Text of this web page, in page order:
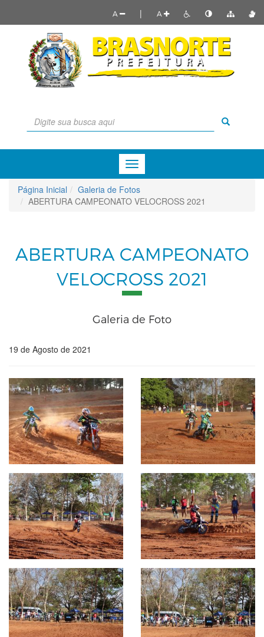
A | A
Menu
de
Navegação
Página Inicial
Galeria de Fotos
ABERTURA CAMPEONATO VELOCROSS 2021
ABERTURA CAMPEONATO
VELOCROSS 2021
Galeria de Foto
19 de Agosto de 2021